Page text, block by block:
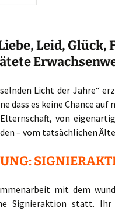
Leid, Glück,
Licht der Jahre“
dass es keine Chance
von
– vom tatsächlichen
mit dem
Signieraktion statt. Ihr